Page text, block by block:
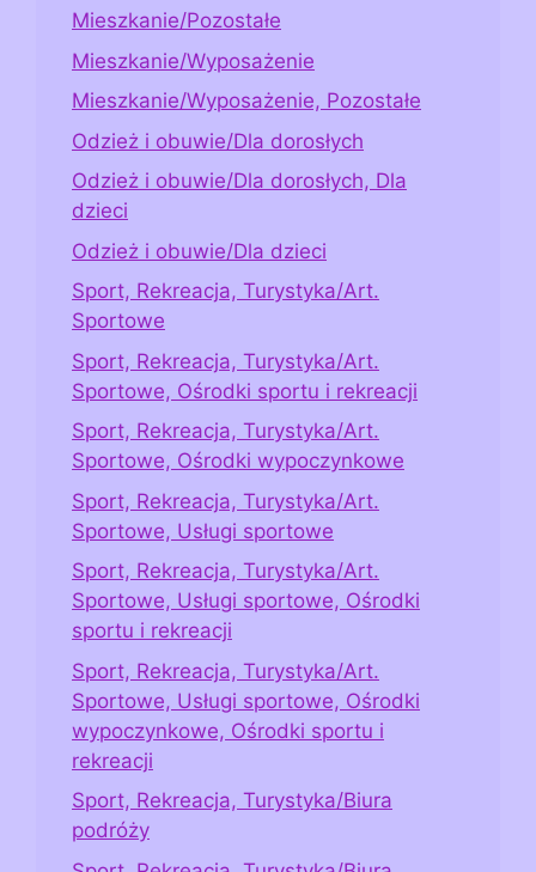
Mieszkanie/Pozostałe
Mieszkanie/Wyposażenie
Mieszkanie/Wyposażenie, Pozostałe
Odzież i obuwie/Dla dorosłych
Odzież i obuwie/Dla dorosłych, Dla
dzieci
Odzież i obuwie/Dla dzieci
Sport, Rekreacja, Turystyka/Art.
Sportowe
Sport, Rekreacja, Turystyka/Art.
Sportowe, Ośrodki sportu i rekreacji
Sport, Rekreacja, Turystyka/Art.
Sportowe, Ośrodki wypoczynkowe
Sport, Rekreacja, Turystyka/Art.
Sportowe, Usługi sportowe
Sport, Rekreacja, Turystyka/Art.
Sportowe, Usługi sportowe, Ośrodki
sportu i rekreacji
Sport, Rekreacja, Turystyka/Art.
Sportowe, Usługi sportowe, Ośrodki
wypoczynkowe, Ośrodki sportu i
rekreacji
Sport, Rekreacja, Turystyka/Biura
podróży